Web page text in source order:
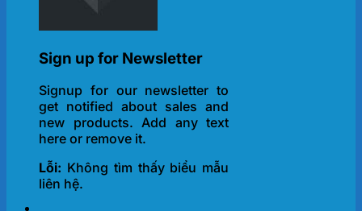
Sign up for Newsletter
Signup for our newsletter to
get notified about sales and
new products. Add any text
here or remove it.
Lỗi: Không tìm thấy biểu mẫu
liên hệ.